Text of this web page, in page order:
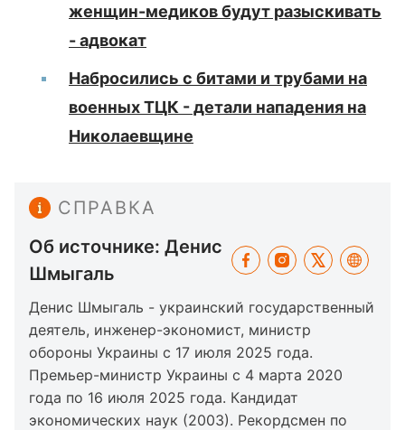
женщин-медиков будут разыскивать
- адвокат
Набросились с битами и трубами на
военных ТЦК - детали нападения на
Николаевщине
СПРАВКА
Об источнике: Денис
Шмыгаль
Денис Шмыгаль - украинский государственный
деятель, инженер-экономист, министр
обороны Украины с 17 июля 2025 года.
Премьер-министр Украины с 4 марта 2020
года по 16 июля 2025 года. Кандидат
экономических наук (2003). Рекордсмен по